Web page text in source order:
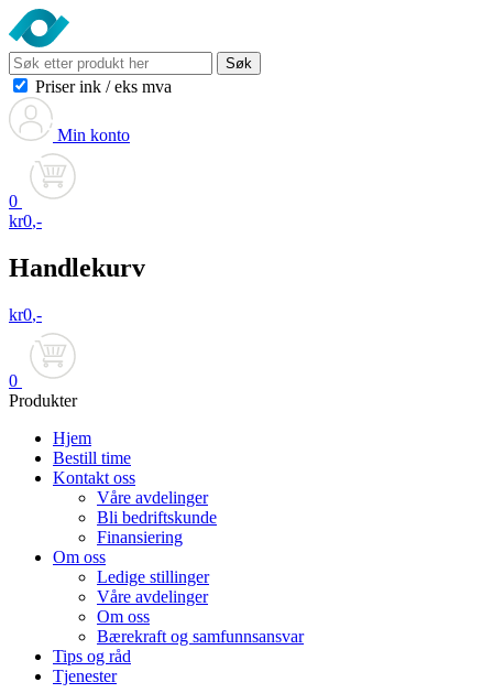
Søk
Priser ink / eks mva
Min konto
0
kr0,-
Handlekurv
kr0,-
0
Produkter
Hjem
Bestill time
Kontakt oss
Våre avdelinger
Bli bedriftskunde
Finansiering
Om oss
Ledige stillinger
Våre avdelinger
Om oss
Bærekraft og samfunnsansvar
Tips og råd
Tjenester